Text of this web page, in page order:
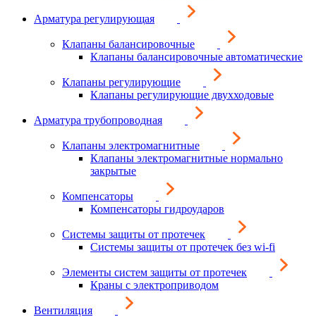
Арматура регулирующая
Клапаны балансировочные
Клапаны балансировочные автоматические
Клапаны регулирующие
Клапаны регулирующие двухходовые
Арматура трубопроводная
Клапаны электромагнитные
Клапаны электромагнитные нормально
закрытые
Компенсаторы
Компенсаторы гидроударов
Системы защиты от протечек
Системы защиты от протечек без wi-fi
Элементы систем защиты от протечек
Краны с электроприводом
Вентиляция